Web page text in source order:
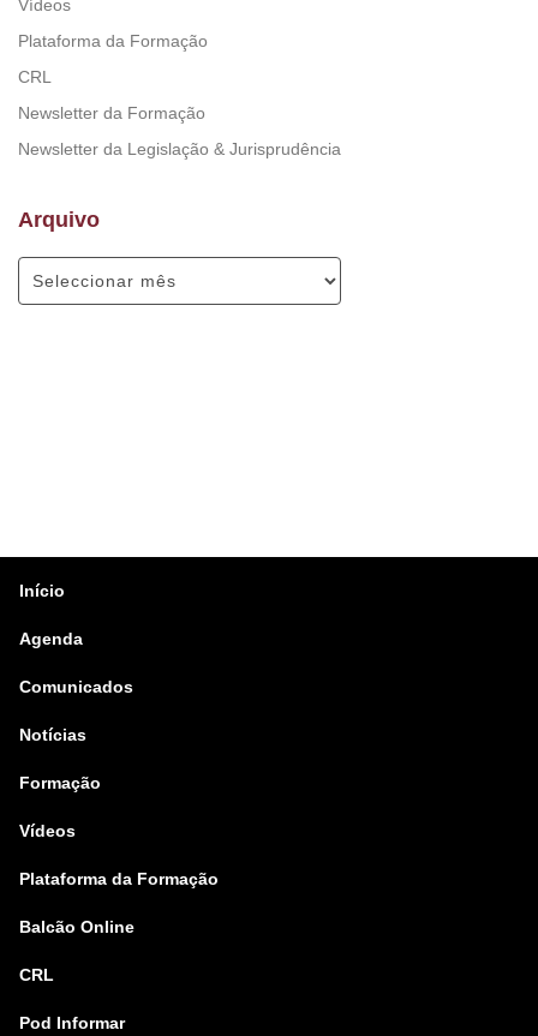
Vídeos
Plataforma da Formação
CRL
Newsletter da Formação
Newsletter da Legislação & Jurisprudência
Arquivo
Início
Agenda
Comunicados
Notícias
Formação
Vídeos
Plataforma da Formação
Balcão Online
CRL
Pod Informar